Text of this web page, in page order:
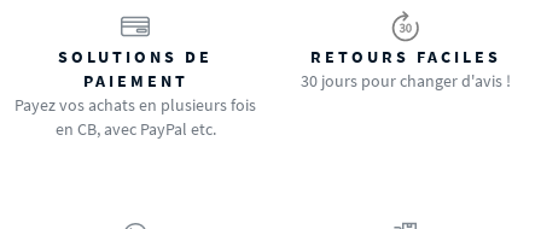
SOLUTIONS DE
PAIEMENT
Payez vos achats en plusieurs fois
en CB, avec PayPal etc.
RETOURS FACILES
30 jours pour changer d'avis !